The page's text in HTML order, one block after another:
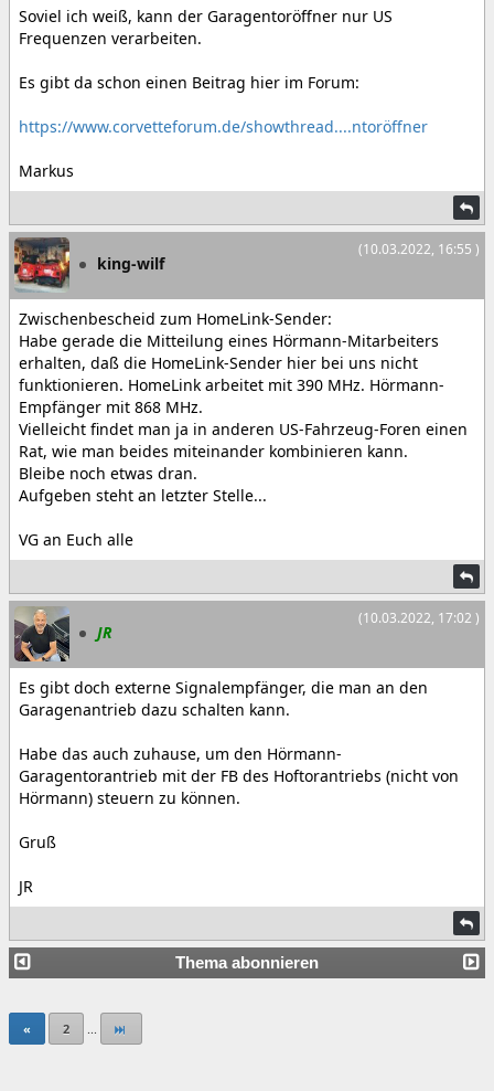
Soviel ich weiß, kann der Garagentoröffner nur US
Frequenzen verarbeiten.
Es gibt da schon einen Beitrag hier im Forum:
https://www.corvetteforum.de/showthread....ntoröffner
Markus
(10.03.2022, 16:55 )
king-wilf
Zwischenbescheid zum HomeLink-Sender:
Habe gerade die Mitteilung eines Hörmann-Mitarbeiters
erhalten, daß die HomeLink-Sender hier bei uns nicht
funktionieren. HomeLink arbeitet mit 390 MHz. Hörmann-
Empfänger mit 868 MHz.
Vielleicht findet man ja in anderen US-Fahrzeug-Foren einen
Rat, wie man beides miteinander kombinieren kann.
Bleibe noch etwas dran.
Aufgeben steht an letzter Stelle...
VG an Euch alle
(10.03.2022, 17:02 )
JR
Es gibt doch externe Signalempfänger, die man an den
Garagenantrieb dazu schalten kann.
Habe das auch zuhause, um den Hörmann-
Garagentorantrieb mit der FB des Hoftorantriebs (nicht von
Hörmann) steuern zu können.
Gruß
JR
Thema abonnieren
« 2 ...